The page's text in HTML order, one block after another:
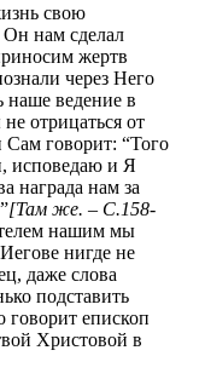
свою
нам сделал
жертв
через Него
наше ведение в
отрицаться от
говорит: “Того
исповедаю и Я
награда нам за
[Там же. – С.158-
нашим мы
нигде не
даже слова
подставить
говорит епископ
Христовой в